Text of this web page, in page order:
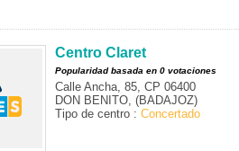
Centro Claret
Popularidad basada en 0 votaciones
Calle Ancha, 85, CP 06400
DON BENITO, (BADAJOZ)
Tipo de centro : Concertado